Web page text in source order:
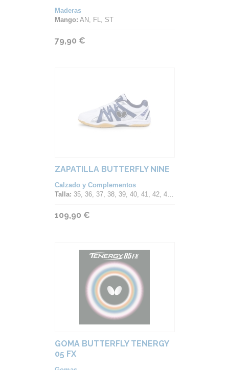
Maderas
Mango: AN, FL, ST
79,90 €
ZAPATILLA BUTTERFLY NINE
Calzado y Complementos
Talla: 35, 36, 37, 38, 39, 40, 41, 42, 43, 44, 45, 46, 47
109,90 €
GOMA BUTTERFLY TENERGY
05 FX